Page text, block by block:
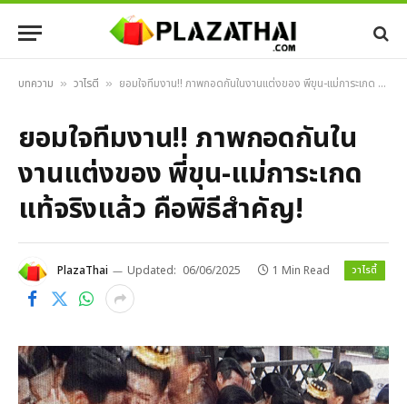
บทความ » วาไรตี้ » ยอมใจทีมงาน!! ภาพกอดกันในงานแต่งของ พี่ขุน-แม่การะเกด แท้จริงแล้ว คือพิธีสำคัญ!
ยอมใจทีมงาน!! ภาพกอดกันใน
งานแต่งของ พี่ขุน-แม่การะเกด
แท้จริงแล้ว คือพิธีสำคัญ!
PlazaThai Updated: 06/06/2025 1 Min Read วาไรตี้